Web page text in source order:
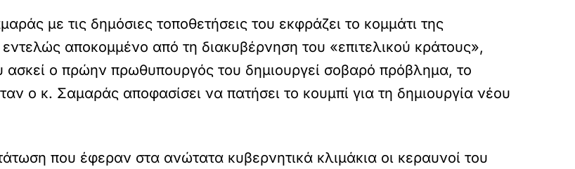
με τις δημόσιες τοποθετήσεις του εκφράζει το κομμάτι της
αποκομμένο από τη διακυβέρνηση του «επιτελικού κράτους»,
ασκεί ο πρώην πρωθυπουργός του δημιουργεί σοβαρό πρόβλημα, το
ο κ. Σαμαράς αποφασίσει να πατήσει το κουμπί για τη δημιουργία νέου
που έφεραν στα ανώτατα κυβερνητικά κλιμάκια οι κεραυνοί του